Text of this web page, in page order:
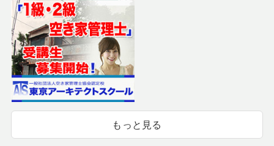
もっと見る